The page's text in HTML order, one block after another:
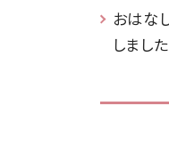
おはな
しました